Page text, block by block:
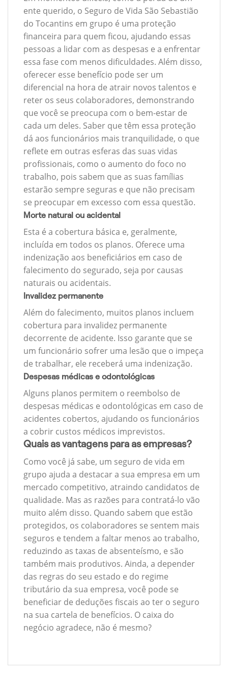
ente querido, o Seguro de Vida São Sebastião
do Tocantins em grupo é uma proteção
financeira para quem ficou, ajudando essas
pessoas a lidar com as despesas e a enfrentar
essa fase com menos dificuldades. Além disso,
oferecer esse benefício pode ser um
diferencial na hora de atrair novos talentos e
reter os seus colaboradores, demonstrando
que você se preocupa com o bem-estar de
cada um deles. Saber que têm essa proteção
dá aos funcionários mais tranquilidade, o que
reflete em outras esferas das suas vidas
profissionais, como o aumento do foco no
trabalho, pois sabem que as suas famílias
estarão sempre seguras e que não precisam
se preocupar em excesso com essa questão.
Morte natural ou acidental
Esta é a cobertura básica e, geralmente,
incluída em todos os planos. Oferece uma
indenização aos beneficiários em caso de
falecimento do segurado, seja por causas
naturais ou acidentais.
Invalidez permanente
Além do falecimento, muitos planos incluem
cobertura para invalidez permanente
decorrente de acidente. Isso garante que se
um funcionário sofrer uma lesão que o impeça
de trabalhar, ele receberá uma indenização.
Despesas médicas e odontológicas
Alguns planos permitem o reembolso de
despesas médicas e odontológicas em caso de
acidentes cobertos, ajudando os funcionários
a cobrir custos médicos imprevistos.
Quais as vantagens para as empresas?
Como você já sabe, um seguro de vida em
grupo ajuda a destacar a sua empresa em um
mercado competitivo, atraindo candidatos de
qualidade. Mas as razões para contratá-lo vão
muito além disso. Quando sabem que estão
protegidos, os colaboradores se sentem mais
seguros e tendem a faltar menos ao trabalho,
reduzindo as taxas de absenteísmo, e são
também mais produtivos. Ainda, a depender
das regras do seu estado e do regime
tributário da sua empresa, você pode se
beneficiar de deduções fiscais ao ter o seguro
na sua cartela de benefícios. O caixa do
negócio agradece, não é mesmo?